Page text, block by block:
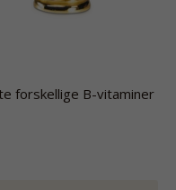
forskellige B-vitaminer